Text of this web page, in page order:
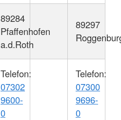
89284
Pfaffenhofen
a.d.Roth
89297
Telefon:
07302
9600-
0
Telefon:
07300
9696-
0